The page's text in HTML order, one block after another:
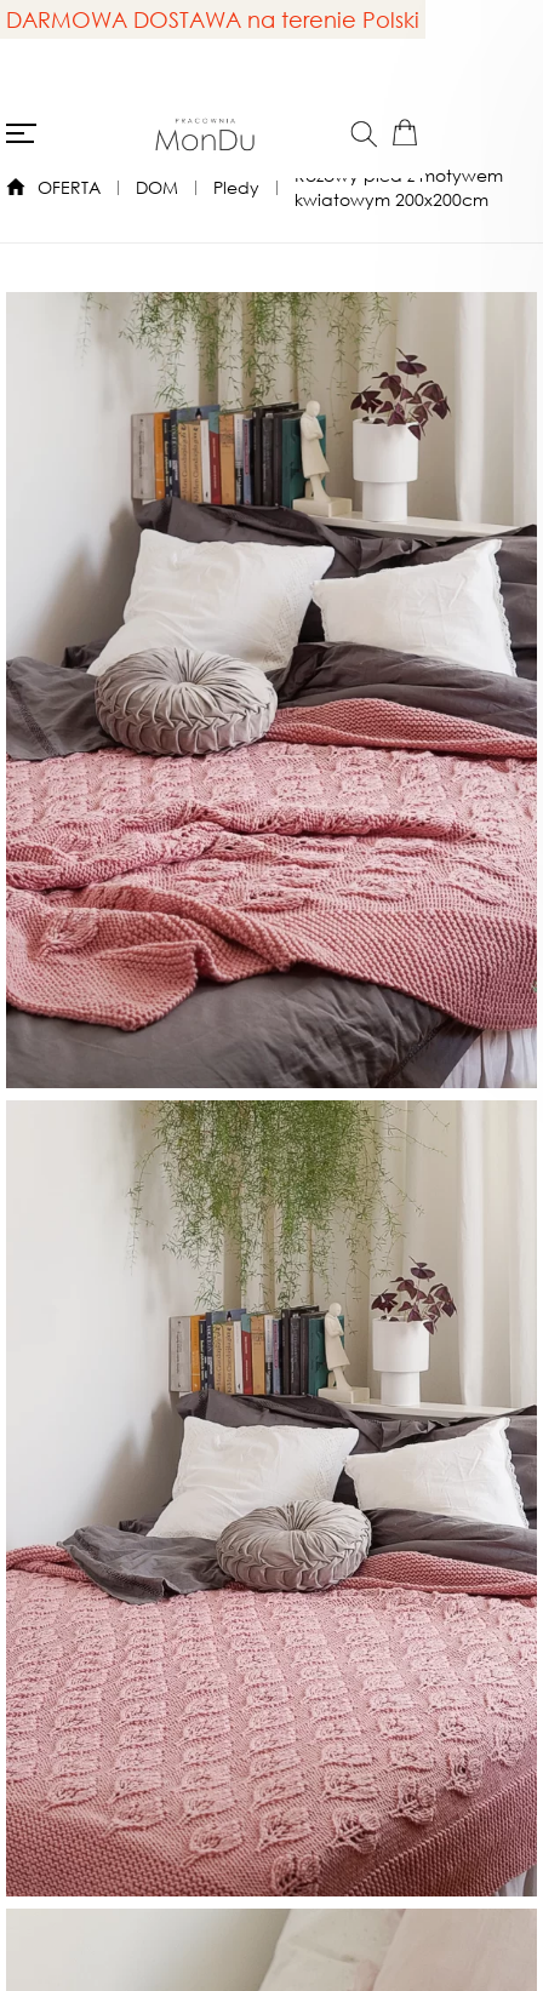
DARMOWA DOSTAWA na terenie Polski
OFERTA DOM Pledy
Różowy pled z motywem
kwiatowym 200x200cm